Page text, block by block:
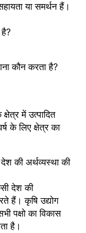
या समर्थन हैं।
है?
कौन करता है?
में उत्पादित
के लिए क्षेत्र का
की अर्थव्यस्था की
देश की
हैं। कृषि उद्योग
पक्षो का विकास
है।